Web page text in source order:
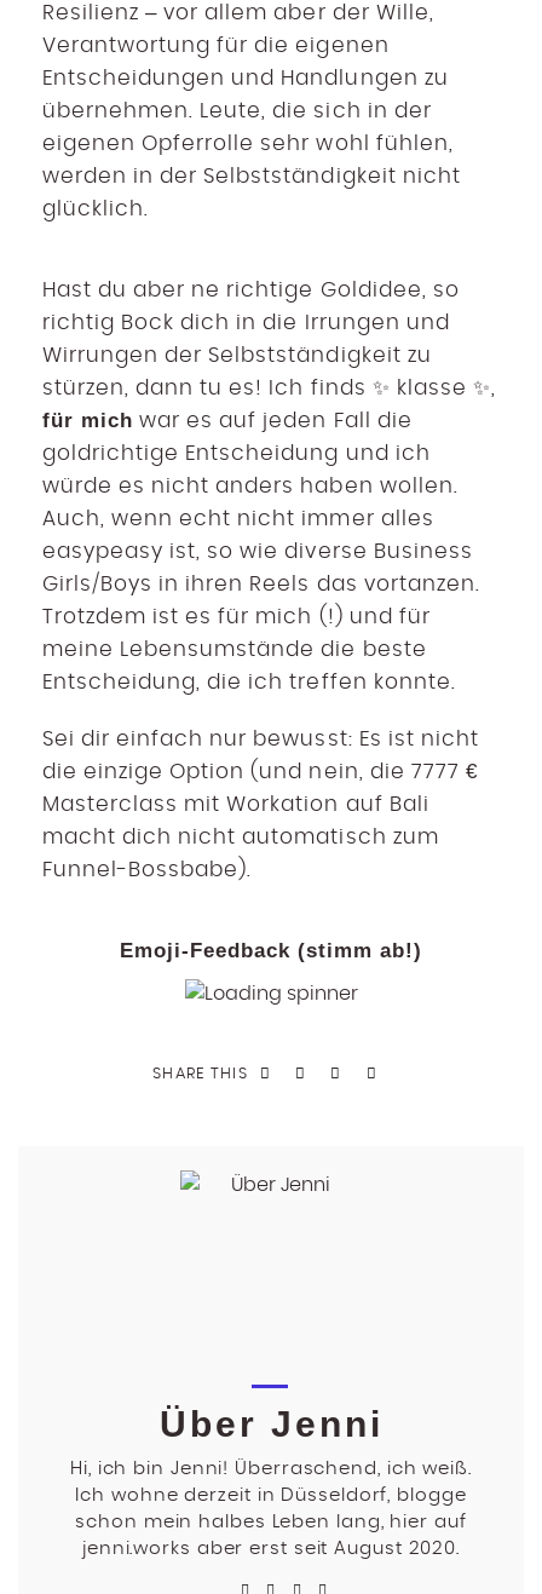
Resilienz – vor allem aber der Wille,
Verantwortung für die eigenen
Entscheidungen und Handlungen zu
übernehmen. Leute, die sich in der
eigenen Opferrolle sehr wohl fühlen,
werden in der Selbstständigkeit nicht
glücklich.
Hast du aber ne richtige Goldidee, so
richtig Bock dich in die Irrungen und
Wirrungen der Selbstständigkeit zu
stürzen, dann tu es! Ich finds ✨ klasse ✨,
für mich war es auf jeden Fall die
goldrichtige Entscheidung und ich
würde es nicht anders haben wollen.
Auch, wenn echt nicht immer alles
easypeasy ist, so wie diverse Business
Girls/Boys in ihren Reels das vortanzen.
Trotzdem ist es für mich (!) und für
meine Lebensumstände die beste
Entscheidung, die ich treffen konnte.
Sei dir einfach nur bewusst: Es ist nicht
die einzige Option (und nein, die 7777 €
Masterclass mit Workation auf Bali
macht dich nicht automatisch zum
Funnel-Bossbabe).
Emoji-Feedback (stimm ab!)
SHARE THIS
Über Jenni
Hi, ich bin Jenni! Überraschend, ich weiß.
Ich wohne derzeit in Düsseldorf, blogge
schon mein halbes Leben lang, hier auf
jenni.works aber erst seit August 2020.